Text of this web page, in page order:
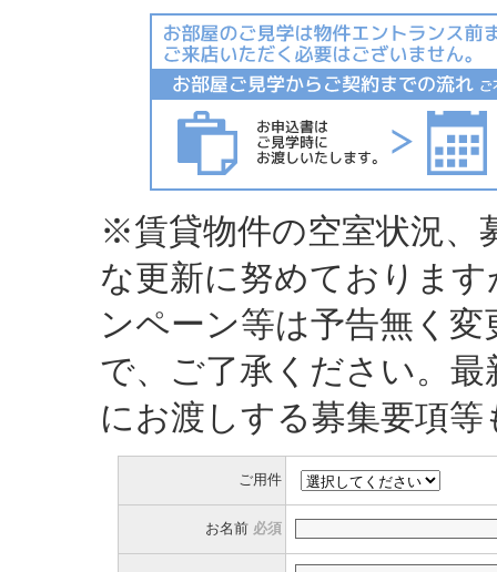
※賃貸物件の空室状況、
な更新に努めておりま
ンペーン等は予告無く
で、ご了承ください。
にお渡しする募集要項
ご用件
お名前 必須